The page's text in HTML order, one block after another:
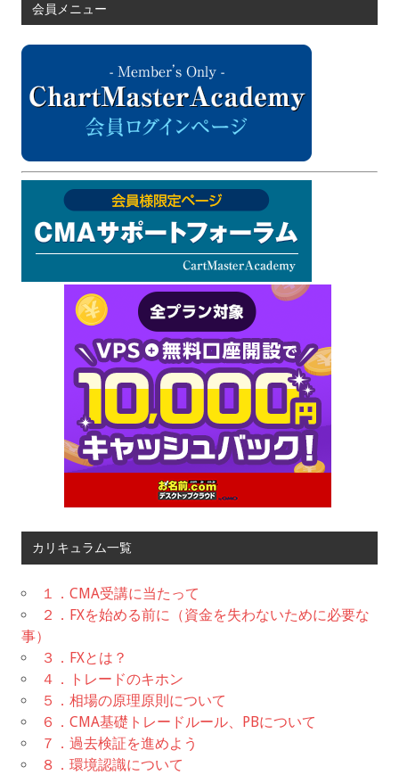
会員メニュー
カリキュラム一覧
１．CMA受講に当たって
２．FXを始める前に（資金を失わないために必要な
事）
３．FXとは？
４．トレードのキホン
５．相場の原理原則について
６．CMA基礎トレードルール、PBについて
７．過去検証を進めよう
８．環境認識について